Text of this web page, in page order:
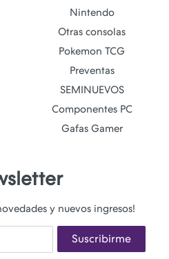
Nintendo
Otras consolas
Pokemon TCG
Preventas
SEMINUEVOS
Componentes PC
Gafas Gamer
y nuevos ingresos!
Suscribirme